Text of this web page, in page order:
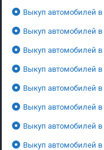
Выкуп автомобилей в
Выкуп автомобилей
Выкуп автомобилей в
Выкуп автомобилей в
Выкуп автомобилей в
Выкуп автомобилей в
Выкуп автомобилей в
Выкуп автомобилей